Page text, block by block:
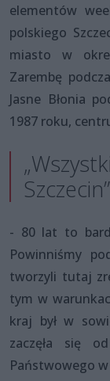
elementów
polskiego
miasto w
Zarembę
Jasne Błonia
1987 roku,
Szczecin”
- 80 lat to
Powinniśmy
tworzyli tutaj
tym w
kraj był w
zaczęła się
Państwowego